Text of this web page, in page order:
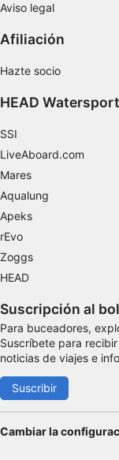
Aviso legal
Afiliación
Hazte socio
HEAD
SSI
LiveAboard.com
Mares
Aqualung
Apeks
rEvo
Zoggs
HEAD
Suscripción al
Para buceadores,
Suscríbete para
noticias de viajes e
Suscribir
Cambiar la
seleccionar el
Identificar los
información
Fines de tratamiento
De rendimiento
De publicidad